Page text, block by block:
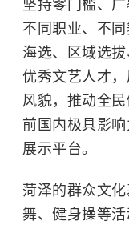
坚持零门槛、
不同职业、不
海选、区域选
优秀文艺人才
风貌，推动全
前国内极具影
展示平台。
菏泽的群众文
舞、健身操等